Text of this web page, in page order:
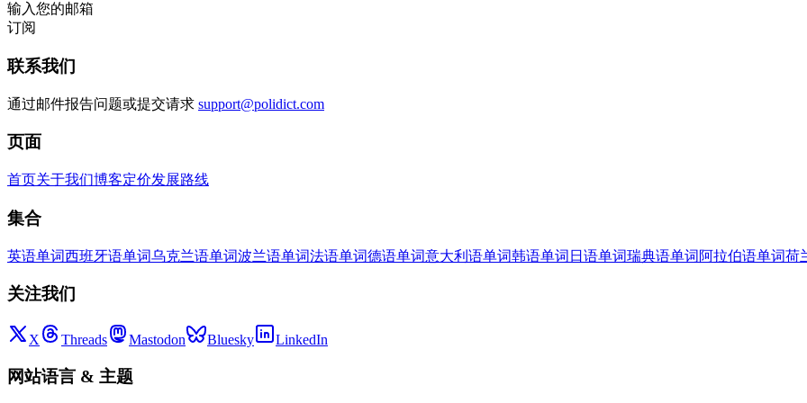
输入您的邮箱
订阅
联系我们
通过邮件报告问题或提交请求 support@polidict.com
页面
首页关于我们博客定价发展路线
集合
英语单词西班牙语单词乌克兰语单词波兰语单词法语单词德语单词意大利语单词韩语单词 日语单词瑞典语单词 阿拉伯语单词荷
关注我们
X Threads Mastodon Bluesky LinkedIn
网站语言 & 主题